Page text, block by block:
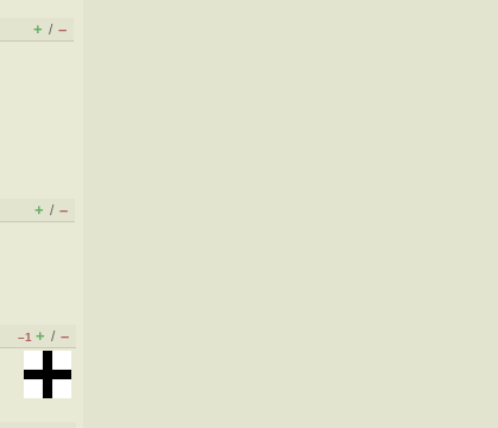
+ / –
+ / –
–1 + / –